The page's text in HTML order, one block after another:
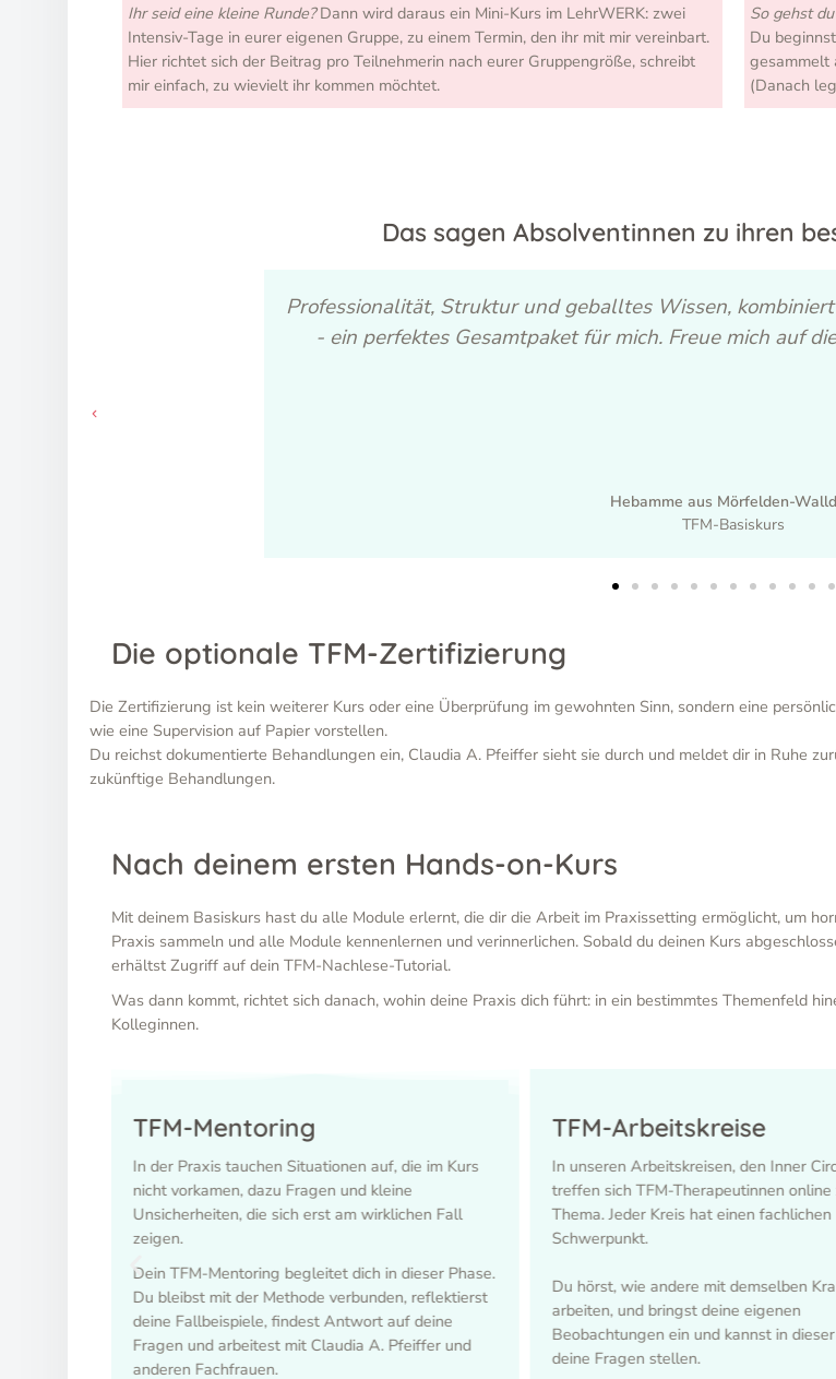
Ihr seid eine kleine Runde?Dann wird daraus ein Mini-Kurs im LehrWERK: zwei
Intensiv-Tage in eurer eigenen Gruppe, zu einem Termin, den ihr mit mir vereinbart.
Hier richtet sich der Beitrag pro Teilnehmerin nach eurer Gruppengröße, schreibt
mir einfach, zu wievielt ihr kommen möchtet.
So gehst
Du
gesammelt
(Danach
Das sagen Absolventinnen zu ihren
Professionalität, Struktur und geballtes Wissen,
- ein perfektes Gesamtpaket für mich. Freue mich auf
Hebamme aus Mörfelden-
TFM-Basiskurs
Die optionale TFM-Zertifizierung
Die Zertifizierung ist kein weiterer Kurs oder eine Überprüfung im gewohnten Sinn, sondern eine
wie eine Supervision auf Papier vorstellen.
Du reichst dokumentierte Behandlungen ein, Claudia A. Pfeiffer sieht sie durch und meldet dir in Ruhe
zukünftige Behandlungen.
Nach deinem ersten Hands-on-Kurs
Mit deinem Basiskurs hast du alle Module erlernt, die dir die Arbeit im Praxissetting ermöglicht, um
Praxis sammeln und alle Module kennenlernen und verinnerlichen. Sobald du deinen Kurs
erhältst Zugriff auf dein TFM-Nachlese-Tutorial.
Was dann kommt, richtet sich danach, wohin deine Praxis dich führt: in ein bestimmtes Themenfeld
Kolleginnen.
TFM-Mentoring
In der Praxis tauchen Situationen auf, die im Kurs
nicht vorkamen, dazu Fragen und kleine
Unsicherheiten, die sich erst am wirklichen Fall
zeigen.
Dein TFM-Mentoring begleitet dich in dieser Phase.
Du bleibst mit der Methode verbunden, reflektierst
deine Fallbeispiele, findest Antwort auf deine
Fragen und arbeitest mit Claudia A. Pfeiffer und
anderen Fachfrauen.
TFM-Arbeitskreise
In unseren Arbeitskreisen, den Inner
treffen sich TFM-Therapeutinnen online
Thema. Jeder Kreis hat einen fachlichen
Schwerpunkt.
Du hörst, wie andere mit demselben
arbeiten, und bringst deine eigenen
Beobachtungen ein und kannst in
deine Fragen stellen.